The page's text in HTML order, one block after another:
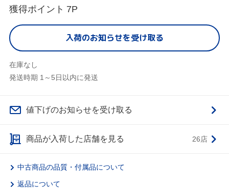
獲得ポイント 7P
入荷のお知らせを受け取る
在庫なし
発送時期 1～5日以内に発送
値下げのお知らせを受け取る
商品が入荷した店舗を見る 26店
中古商品の品質・付属品について
返品について